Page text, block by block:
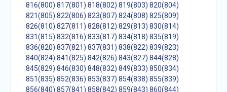
816(800) 817(801) 818(802) 819(803) 820(804)
821(805) 822(806) 823(807) 824(808) 825(809)
826(810) 827(811) 828(812) 829(813) 830(814)
831(815) 832(816) 833(817) 834(818) 835(819)
836(820) 837(821) 837(831) 838(822) 839(823)
840(824) 841(825) 842(826) 843(827) 844(828)
845(829) 846(830) 848(832) 849(833) 850(834)
851(835) 852(836) 853(837) 854(838) 855(839)
856(840) 857(841) 858(842) 859(843) 860(844)